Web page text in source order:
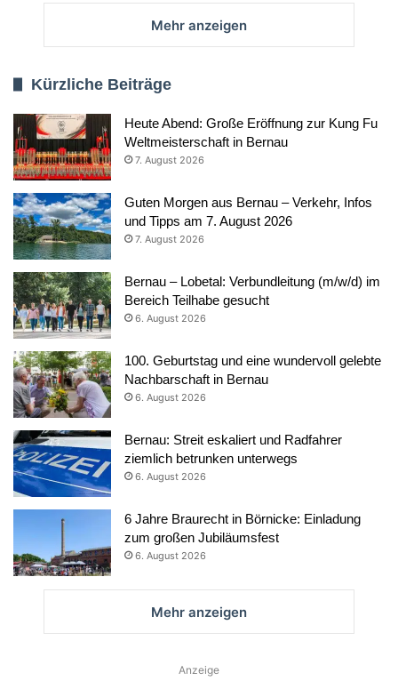
Mehr anzeigen
Kürzliche Beiträge
Heute Abend: Große Eröffnung zur Kung Fu
Weltmeisterschaft in Bernau
7. August 2026
Guten Morgen aus Bernau – Verkehr, Infos
und Tipps am 7. August 2026
7. August 2026
Bernau – Lobetal: Verbundleitung (m/w/d) im
Bereich Teilhabe gesucht
6. August 2026
100. Geburtstag und eine wundervoll gelebte
Nachbarschaft in Bernau
6. August 2026
Bernau: Streit eskaliert und Radfahrer
ziemlich betrunken unterwegs
6. August 2026
6 Jahre Braurecht in Börnicke: Einladung
zum großen Jubiläumsfest
6. August 2026
Mehr anzeigen
Anzeige